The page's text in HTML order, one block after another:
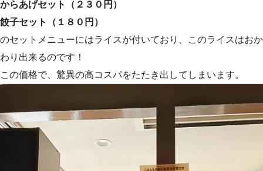
からあげセット（２３０円）
餃子セット（１８０円）
のセットメニューにはライスが付いており、このライスはおか
わり出来るのです！
この価格で、驚異の高コスパをたたき出してしまいます。